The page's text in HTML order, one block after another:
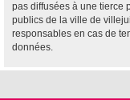
pas diffusées à une tierce
publics de la ville de
responsables en cas de
données.